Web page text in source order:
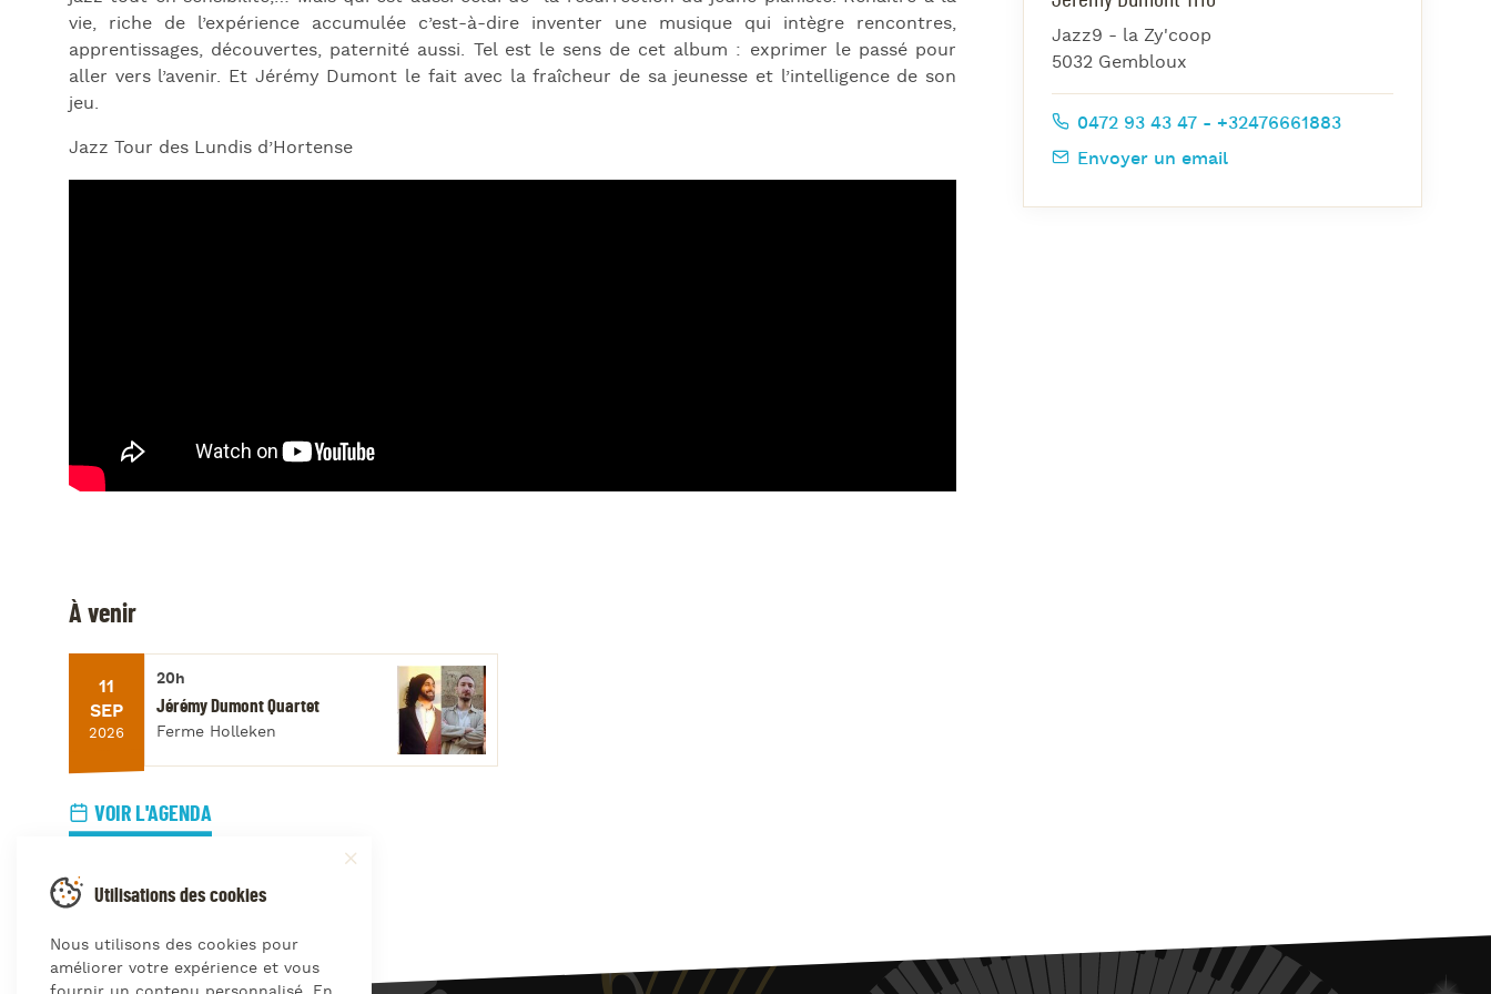
Jazz Nights
Les Midis-Jazz
Jazz & Jam at CBG
vie, riche de l’expérience accumulée c’est-à-dire inventer une musique qui intègre rencontres,
apprentissages, découvertes, paternité aussi. Tel est le sens de cet album : exprimer le passé pour
aller vers l’avenir. Et Jérémy Dumont le fait avec la fraîcheur de sa jeunesse et l’intelligence de son
jeu.
Jazz Tour des Lundis d’Hortense
Jazz9 - la Zy'coop
5032 Gembloux
0472 93 43 47 - +32476661883
Envoyer un email
À venir
11
SEP
2026
20h
Jérémy Dumont Quartet
Ferme Holleken
VOIR L'AGENDA
Utilisations des cookies
Nous utilisons des cookies pour
améliorer votre expérience et vous